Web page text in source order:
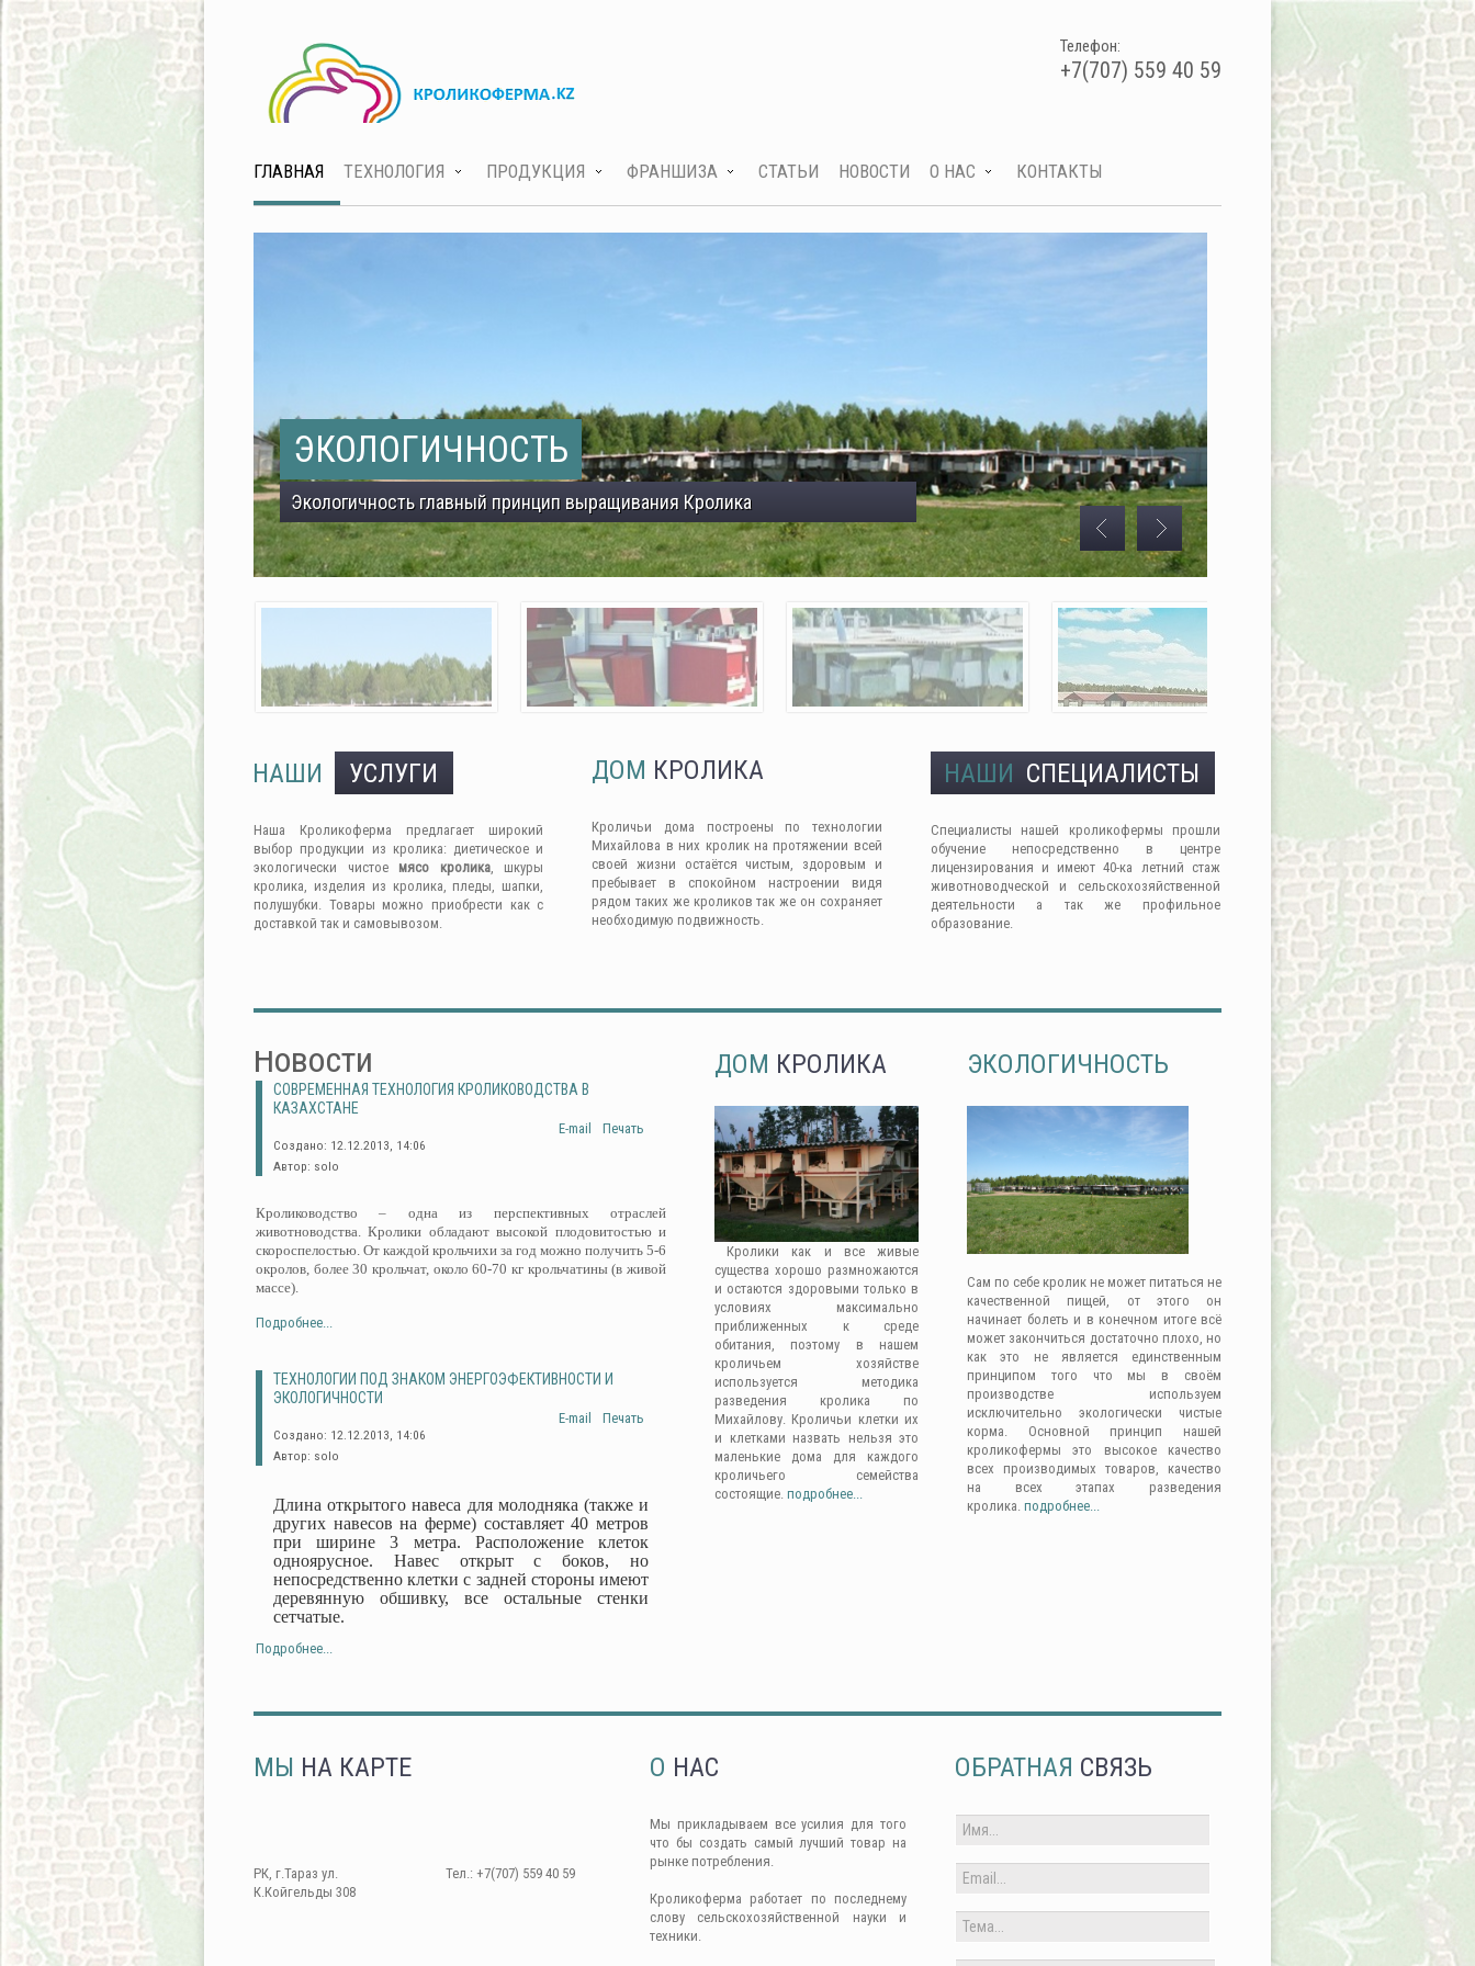
Телефон:
+7(707) 559 40 59
ГЛАВНАЯ ТЕХНОЛОГИЯ ПРОДУКЦИЯ ФРАНШИЗА СТАТЬИ НОВОСТИ О НАС КОНТАКТЫ
ЭКОЛОГИЧНОСТЬ
Экологичность главный принцип выращивания Кролика
НАШИ УСЛУГИ
Наша Кроликоферма предлагает широкий
выбор продукции из кролика: диетическое и
экологически чистое мясо кролика, шкуры
кролика, изделия из кролика, пледы, шапки,
полушубки. Товары можно приобрести как с
доставкой так и самовывозом.
ДОМ КРОЛИКА
Кроличьи дома построены по технологии
Михайлова в них кролик на протяжении всей
своей жизни остаётся чистым, здоровым и
пребывает в спокойном настроении видя
рядом таких же кроликов так же он сохраняет
необходимую подвижность.
НАШИ СПЕЦИАЛИСТЫ
Специалисты нашей кроликофермы прошли
обучение непосредственно в центре
лицензирования и имеют 40-ка летний стаж
животноводческой и сельскохозяйственной
деятельности а так же профильное
образование.
Новости
СОВРЕМЕННАЯ ТЕХНОЛОГИЯ КРОЛИКОВОДСТВА В
КАЗАХСТАНЕ
Печать
E-mail
Создано: 12.12.2013, 14:06
Автор: solo
Кролиководство – одна из перспективных отраслей
животноводства. Кролики обладают высокой плодовитостью и
скороспелостью. От каждой крольчихи за год можно получить 5-6
окролов, более 30 крольчат, около 60-70 кг крольчатины (в живой
массе).
Подробнее...
ТЕХНОЛОГИИ ПОД ЗНАКОМ ЭНЕРГОЭФЕКТИВНОСТИ И
ЭКОЛОГИЧНОСТИ
Печать
E-mail
Создано: 12.12.2013, 14:06
Автор: solo
Длина открытого навеса для молодняка (также и
других навесов на ферме) составляет 40 метров
при ширине 3 метра. Расположение клеток
одноярусное. Навес открыт с боков, но
непосредственно клетки с задней стороны имеют
деревянную обшивку, все остальные стенки
сетчатые.
Подробнее...
ДОМ КРОЛИКА
Кролики как и все живые
существа хорошо размножаются
и остаются здоровыми только в
условиях максимально
приближенных к среде
обитания, поэтому в нашем
кроличьем хозяйстве
используется методика
разведения кролика по
Михайлову. Кроличьи клетки их
и клетками назвать нельзя это
маленькие дома для каждого
кроличьего семейства
состоящие. подробнее...
ЭКОЛОГИЧНОСТЬ
Сам по себе кролик не может питаться не
качественной пищей, от этого он
начинает болеть и в конечном итоге всё
может закончиться достаточно плохо, но
как это не является единственным
принципом того что мы в своём
производстве используем
исключительно экологически чистые
корма. Основной принцип нашей
кроликофермы это высокое качество
всех производимых товаров, качество
на всех этапах разведения
кролика. подробнее...
МЫ НА КАРТЕ
РК, г.Тараз ул.
К.Койгельды 308
Тел.: +7(707) 559 40 59
О НАС
Мы прикладываем все усилия для того
что бы создать самый лучший товар на
рынке потребления.
Кроликоферма работает по последнему
слову сельскохозяйственной науки и
техники.
ОБРАТНАЯ СВЯЗЬ